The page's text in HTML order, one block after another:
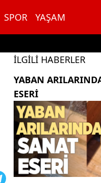
SPOR YAŞAM
İLGILI HABERLER
YABAN
ESERI